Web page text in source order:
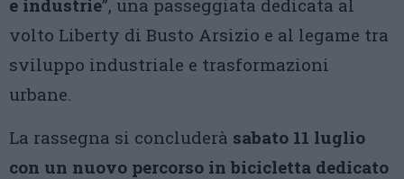
e industrie”, una passeggiata dedicata al
volto Liberty di Busto Arsizio e al legame tra
sviluppo industriale e trasformazioni
urbane.
La rassegna si concluderà sabato 11 luglio
con un nuovo percorso in bicicletta dedicato